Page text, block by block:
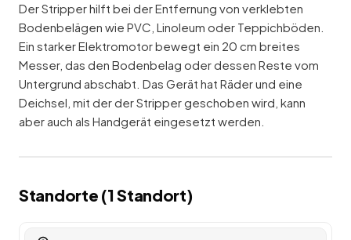
Der Stripper hilft bei der Entfernung von verklebten
Bodenbelägen wie PVC, Linoleum oder Teppichböden.
Ein starker Elektromotor bewegt ein 20 cm breites
Messer, das den Bodenbelag oder dessen Reste vom
Untergrund abschabt. Das Gerät hat Räder und eine
Deichsel, mit der der Stripper geschoben wird, kann
aber auch als Handgerät eingesetzt werden.
Standorte (1Standort)